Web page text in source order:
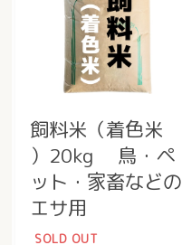
飼料米（着色米
）20kg 鳥・ペ
ット・家畜などの
エサ用
SOLD OUT